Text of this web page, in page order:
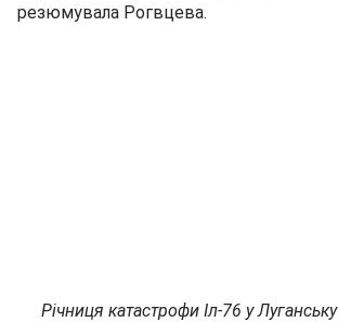
резюмувала Рогвцева.
Річниця катастрофи Іл-76 у